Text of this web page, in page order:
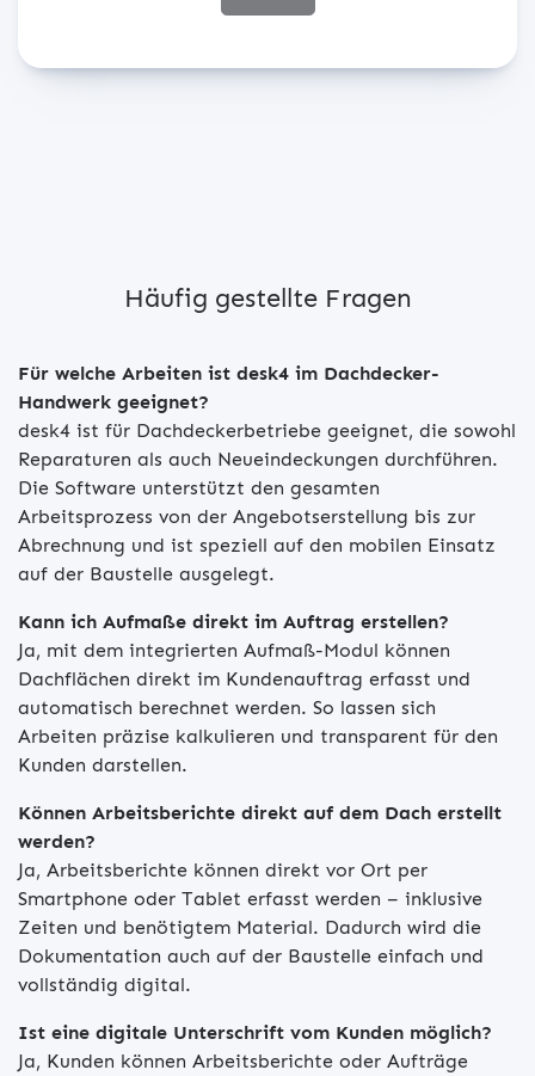
Häufig gestellte Fragen
Für welche Arbeiten ist desk4 im Dachdecker-
Handwerk geeignet?
desk4 ist für Dachdeckerbetriebe geeignet, die sowohl
Reparaturen als auch Neueindeckungen durchführen.
Die Software unterstützt den gesamten
Arbeitsprozess von der Angebotserstellung bis zur
Abrechnung und ist speziell auf den mobilen Einsatz
auf der Baustelle ausgelegt.
Kann ich Aufmaße direkt im Auftrag erstellen?
Ja, mit dem integrierten Aufmaß-Modul können
Dachflächen direkt im Kundenauftrag erfasst und
automatisch berechnet werden. So lassen sich
Arbeiten präzise kalkulieren und transparent für den
Kunden darstellen.
Können Arbeitsberichte direkt auf dem Dach erstellt
werden?
Ja, Arbeitsberichte können direkt vor Ort per
Smartphone oder Tablet erfasst werden – inklusive
Zeiten und benötigtem Material. Dadurch wird die
Dokumentation auch auf der Baustelle einfach und
vollständig digital.
Ist eine digitale Unterschrift vom Kunden möglich?
Ja, Kunden können Arbeitsberichte oder Aufträge